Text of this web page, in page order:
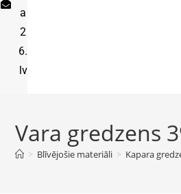
a
2
6.
lv
Vara gredzens
> Blīvējošie materiāli > Kapara